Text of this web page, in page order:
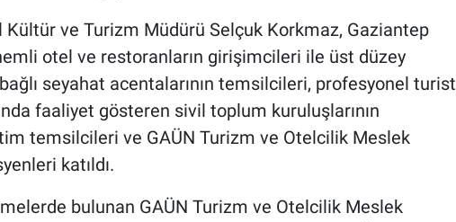
Kültür ve Turizm Müdürü Selçuk Korkmaz, Gaziantep
otel ve restoranların girişimcileri ile üst düzey
seyahat acentalarının temsilcileri, profesyonel turist
faaliyet gösteren sivil toplum kuruluşlarının
temsilcileri ve GAÜN Turizm ve Otelcilik Meslek
katıldı.
bulunan GAÜN Turizm ve Otelcilik Meslek